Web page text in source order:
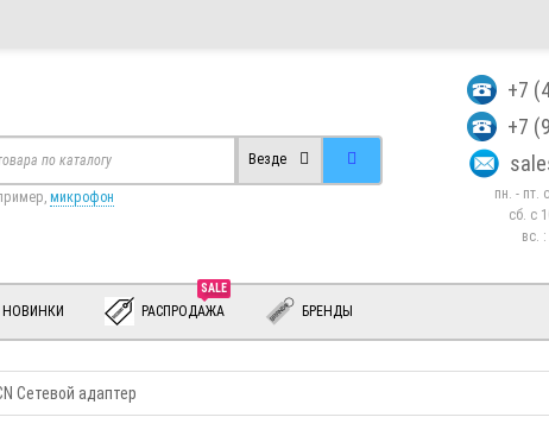
+7
+7
пн. - пт.
сб. c
вс.
Везде
микрофон
НОВИНКИ
SALE
РАСПРОДАЖА БРЕНДЫ
Сетевой адаптер